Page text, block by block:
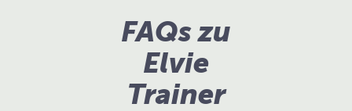
FAQs zu
Elvie
Trainer